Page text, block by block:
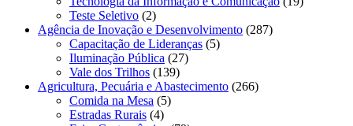
Teste Seletivo (2)
Agência de Inovação e Desenvolvimento (287)
Capacitação de Lideranças (5)
Iluminação Pública (27)
Vale dos Trilhos (139)
Agricultura, Pecuária e Abastecimento (266)
Comida na Mesa (5)
Estradas Rurais (4)